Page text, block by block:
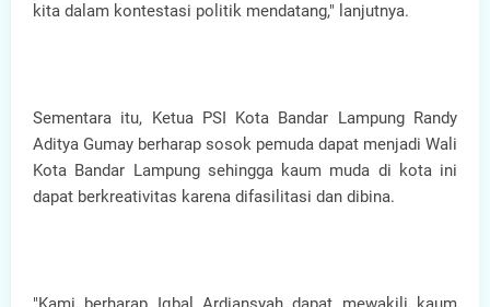
kita dalam kontestasi politik mendatang," lanjutnya.
Sementara itu, Ketua PSI Kota Bandar Lampung Randy
Aditya Gumay berharap sosok pemuda dapat menjadi Wali
Kota Bandar Lampung sehingga kaum muda di kota ini
dapat berkreativitas karena difasilitasi dan dibina.